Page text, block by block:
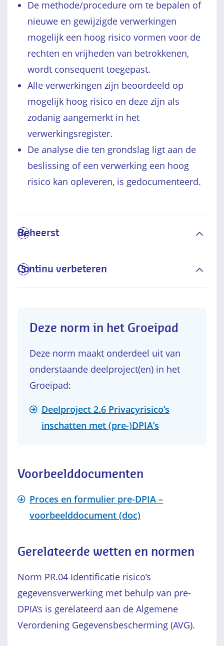
De methode/procedure om te bepalen of
nieuwe en gewijzigde verwerkingen
mogelijk een hoog risico vormen voor de
rechten en vrijheden van betrokkenen,
wordt consequent toegepast.
Alle verwerkingen zijn beoordeeld op
mogelijk hoog risico en deze zijn als
zodanig aangemerkt in het
verwerkingsregister.
De analyse die ten grondslag ligt aan de
beslissing of een verwerking een hoog
risico kan opleveren, is gedocumenteerd.
4
Beheerst
5
Continu verbeteren
Deze norm in het Groeipad
Deze norm maakt onderdeel uit van
onderstaande deelproject(en) in het
Groeipad:
Deelproject 2.6 Privacyrisico’s
inschatten met (pre-)DPIA’s
Voorbeelddocumenten
Proces en formulier pre-DPIA –
voorbeelddocument (doc)
Gerelateerde wetten en normen
Norm PR.04 Identificatie risico’s
gegevensverwerking met behulp van pre-
DPIA’s is gerelateerd aan de Algemene
Verordening Gegevensbescherming (AVG).